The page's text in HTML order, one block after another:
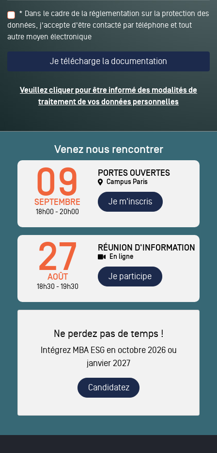
* Dans le cadre de la réglementation sur la protection des
données, j'accepte d'être contacté par téléphone et tout
autre moyen électronique
Veuillez cliquer pour être informé des modalités de
traitement de vos données personnelles
Venez nous rencontrer
09
SEPTEMBRE
18h00 - 20h00
PORTES OUVERTES
Campus Paris
Je m'inscris
27
AOÛT
18h30 - 19h30
RÉUNION D'INFORMATION
En ligne
Je participe
Ne perdez pas de temps !
Intégrez MBA ESG en octobre 2026 ou
janvier 2027
Candidatez